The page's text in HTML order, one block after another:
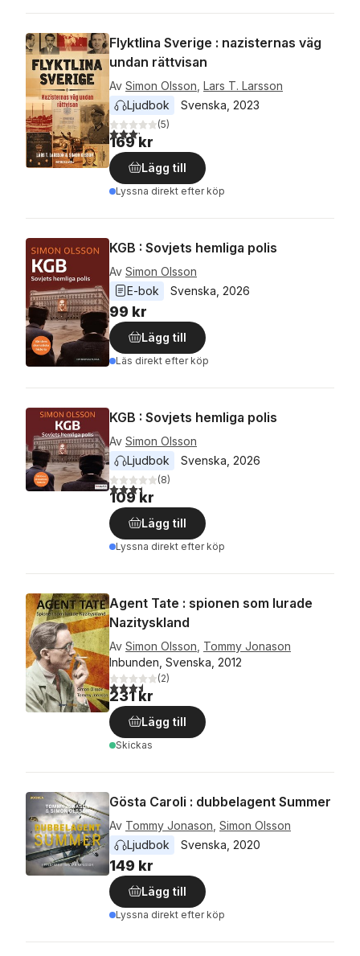
Flyktlina Sverige : nazisternas väg
undan rättvisan
Av Simon Olsson Lars T. Larsson
Ljudbok
Svenska 2023
3,2utav 5 stjärnor. Totalt antal röster:
(5)
169 kr
Lägg till
Lyssna direkt efter köp
KGB : Sovjets hemliga polis
Av Simon Olsson
E-bok
Svenska 2026
99 kr
Lägg till
Läs direkt efter köp
KGB : Sovjets hemliga polis
Av Simon Olsson
Ljudbok
Svenska 2026
3,4utav 5 stjärnor. Totalt antal röster:
(8)
109 kr
Lägg till
Lyssna direkt efter köp
Agent Tate : spionen som lurade
Nazityskland
Av Simon Olsson Tommy Jonason
Inbunden, Svenska, 2012
3,5utav 5 stjärnor. Totalt antal röster:
(2)
231 kr
Lägg till
Skickas
Gösta Caroli : dubbelagent Summer
Av Tommy Jonason Simon Olsson
Ljudbok
Svenska 2020
149 kr
Lägg till
Lyssna direkt efter köp